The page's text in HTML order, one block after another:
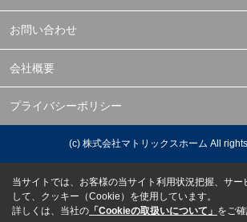
お問い合わせ
会社概要
プライバシーポリシー
(c) 株式会社マトリックスホーム All
当サイトでは、お客様の当サイト利用状況把握、サー
して、クッキー（Cookie）を使用しています。
詳しくは、当社の 「Cookieの取扱いについて」 をご確